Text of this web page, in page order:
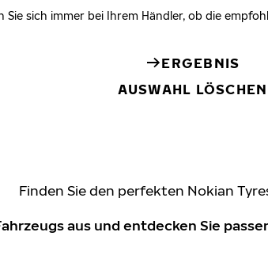
sich immer bei Ihrem Händler, ob die
ERGEBNIS
AUSWAHL LÖSCHEN
Finden Sie den perfekten Nokian
aus und entdecken Sie